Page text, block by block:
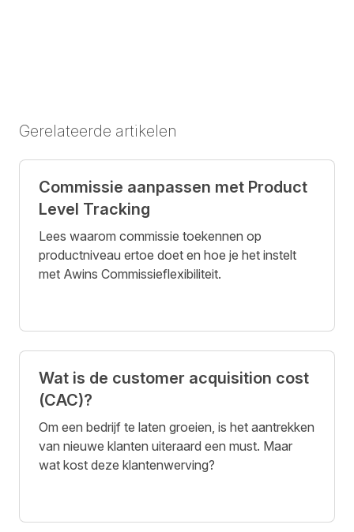
Gerelateerde artikelen
Commissie aanpassen met Product
Level Tracking
Lees waarom commissie toekennen op
productniveau ertoe doet en hoe je het instelt
met Awins Commissieflexibiliteit.
Wat is de customer acquisition cost
(CAC)?
Om een bedrijf te laten groeien, is het aantrekken
van nieuwe klanten uiteraard een must. Maar
wat kost deze klantenwerving?